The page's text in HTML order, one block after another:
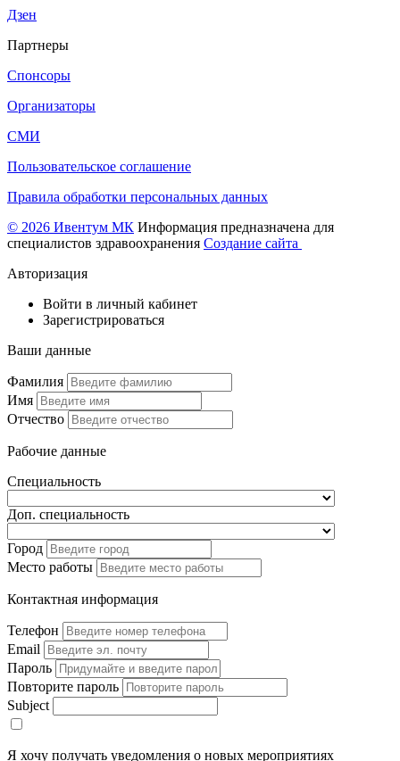
Дзен
Партнеры
Спонсоры
Организаторы
СМИ
Пользовательское соглашение
Правила обработки персональных данных
© 2026 Ивентум МК Информация предназначена для
специалистов здравоохранения Создание сайта
Авторизация
Войти в личный кабинет
Зарегистрироваться
Ваши данные
Фамилия
Имя
Отчество
Рабочие данные
Специальность
Доп. специальность
Город
Место работы
Контактная информация
Телефон
Email
Пароль
Повторите пароль
Subject
Я хочу получать уведомления о новых мероприятиях